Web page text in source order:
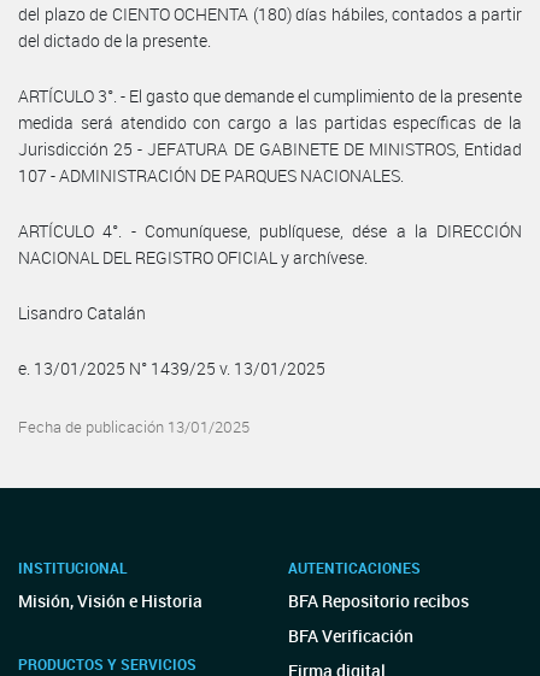
del plazo de CIENTO OCHENTA (180) días hábiles, contados a partir
del dictado de la presente.
ARTÍCULO 3°. - El gasto que demande el cumplimiento de la presente
medida será atendido con cargo a las partidas específicas de la
Jurisdicción 25 - JEFATURA DE GABINETE DE MINISTROS, Entidad
107 - ADMINISTRACIÓN DE PARQUES NACIONALES.
ARTÍCULO 4°. - Comuníquese, publíquese, dése a la DIRECCIÓN
NACIONAL DEL REGISTRO OFICIAL y archívese.
Lisandro Catalán
e. 13/01/2025 N° 1439/25 v. 13/01/2025
Fecha de publicación 13/01/2025
INSTITUCIONAL
Misión, Visión e Historia
PRODUCTOS Y SERVICIOS
AUTENTICACIONES
BFA Repositorio recibos
BFA Verificación
Firma digital